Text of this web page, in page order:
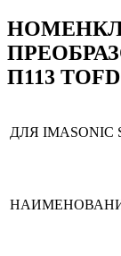
П113 TOFD
ДЛЯ IMASONIC